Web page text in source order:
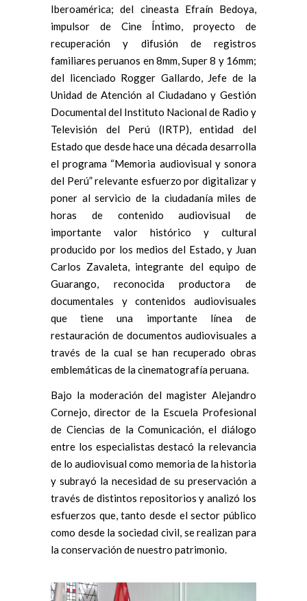
Iberoamérica; del cineasta Efraín Bedoya,
impulsor de Cine Íntimo, proyecto de
recuperación y difusión de registros
familiares peruanos en 8mm, Super 8 y 16mm;
del licenciado Rogger Gallardo, Jefe de la
Unidad de Atención al Ciudadano y Gestión
Documental del Instituto Nacional de Radio y
Televisión del Perú (IRTP), entidad del
Estado que desde hace una década desarrolla
el programa “Memoria audiovisual y sonora
del Perú” relevante esfuerzo por digitalizar y
poner al servicio de la ciudadanía miles de
horas de contenido audiovisual de
importante valor histórico y cultural
producido por los medios del Estado, y Juan
Carlos Zavaleta, integrante del equipo de
Guarango, reconocida productora de
documentales y contenidos audiovisuales
que tiene una importante línea de
restauración de documentos audiovisuales a
través de la cual se han recuperado obras
emblemáticas de la cinematografía peruana.
Bajo la moderación del magister Alejandro
Cornejo, director de la Escuela Profesional
de Ciencias de la Comunicación, el diálogo
entre los especialistas destacó la relevancia
de lo audiovisual como memoria de la historia
y subrayó la necesidad de su preservación a
través de distintos repositorios y analizó los
esfuerzos que, tanto desde el sector público
como desde la sociedad civil, se realizan para
la conservación de nuestro patrimonio.